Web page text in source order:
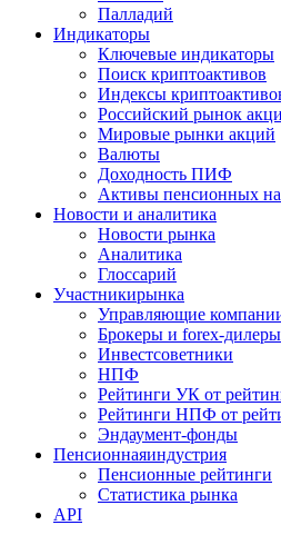
Палладий
Индикаторы
Ключевые индикаторы
Поиск криптоактивов
Индексы
Российский рынок
Мировые рынки акций
Валюты
Доходность ПИФ
Активы пенсионных
Новости и аналитика
Новости рынка
Аналитика
Глоссарий
Участникирынка
Управляющие
Брокеры и forex-дилеры
Инвестсоветники
НПФ
Рейтинги УК от
Рейтинги НПФ от
Эндаумент-фонды
Пенсионнаяиндустрия
Пенсионные рейтинги
Статистика рынка
API